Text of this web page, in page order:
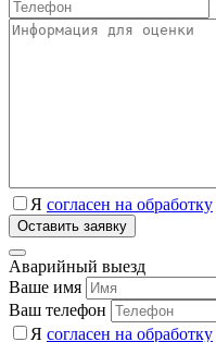
Я согласен на обработку
Аварийный выезд
Ваше имя
Ваш телефон
Я согласен на обработку